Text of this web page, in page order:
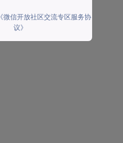
《微信开放社区交流专区服务协
议》